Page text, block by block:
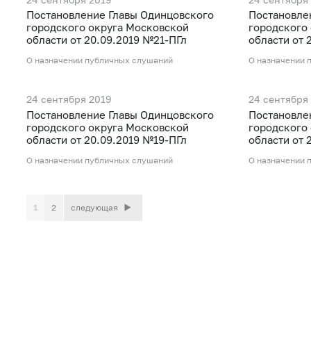
Постановление Главы Одинцовского
городского округа Московской
области от 20.09.2019 №21-ПГл
О назначении публичных слушаний
области от
О назначении
24 сентября 2019
Постановление Главы Одинцовского
городского округа Московской
области от 20.09.2019 №19-ПГл
О назначении публичных слушаний
24 сентября
области от
О назначении
1 2 следующая